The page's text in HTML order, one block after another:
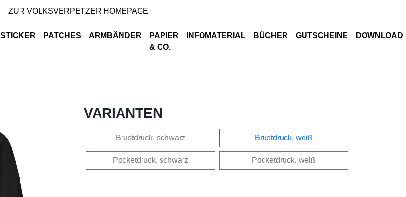
ZUR VOLKSVERPETZER HOMEPAGE
STICKER PATCHES ARMBÄNDER
PAPIER
& CO.
INFOMATERIAL BÜCHER GUTSCHEINE DOWNLOAD
VARIANTEN
Brustdruck, schwarz Brustdruck, weiß
Pocketdruck, schwarz Pocketdruck, weiß